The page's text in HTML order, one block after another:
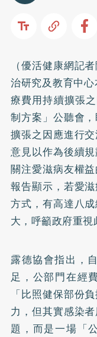
（優活健康網記
治研究及教育中
療費用持續擴張
制方案」公聽會
擴張之因應進行
意見以作為後續
關注愛滋病友權
報告顯示，若愛
方式，有高達八
大，呼籲政府重視
露德協會指出，
足，公部門在經
「比照健保部份
力，但其實感染
題，而是一場「